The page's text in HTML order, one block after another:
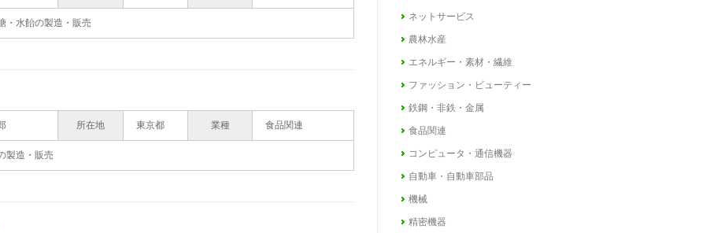
・水飴の製造・販売
所在地 東京都 業種 食品関連
製造・販売
ネットサービス
農林水産
エネルギー・素材・繊維
ファッション・ビューティー
鉄鋼・非鉄・金属
食品関連
コンピュータ・通信機器
自動車・自動車部品
機械
精密機器